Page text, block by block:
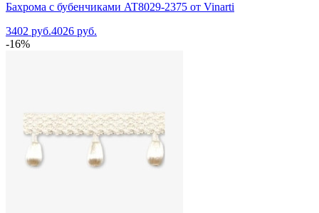
Бахрома с бубенчиками AT8029-2375 от Vinarti
3402 руб.4026 руб.
-16%